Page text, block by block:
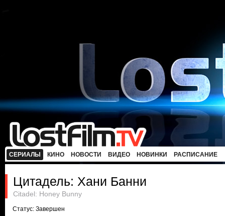
СЕРИАЛЫ КИНО НОВОСТИ ВИДЕО НОВИНКИ РАСПИСАНИЕ
Цитадель: Хани Банни
Citadel: Honey Bunny
Статус: Завершен